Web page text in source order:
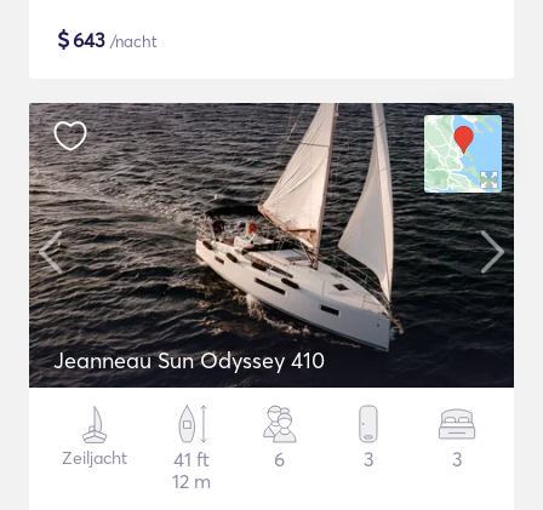
$643 /nacht
Jeanneau Sun Odyssey 410
Zeiljacht
41 ft
12 m
6 3 3